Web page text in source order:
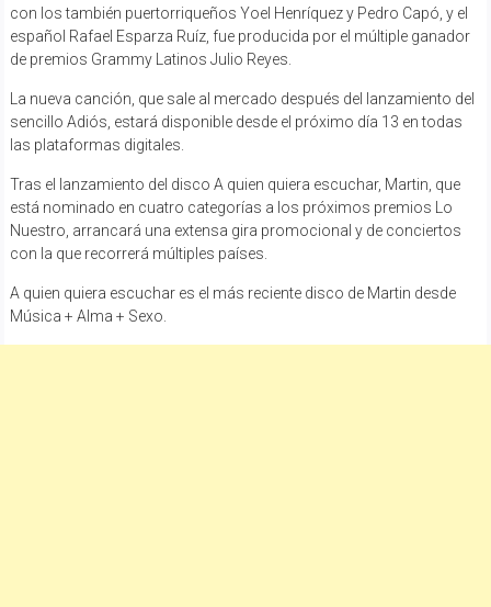
con los también puertorriqueños Yoel Henríquez y Pedro Capó, y el
español Rafael Esparza Ruíz, fue producida por el múltiple ganador
de premios Grammy Latinos Julio Reyes.
La nueva canción, que sale al mercado después del lanzamiento del
sencillo Adiós, estará disponible desde el próximo día 13 en todas
las plataformas digitales.
Tras el lanzamiento del disco A quien quiera escuchar, Martin, que
está nominado en cuatro categorías a los próximos premios Lo
Nuestro, arrancará una extensa gira promocional y de conciertos
con la que recorrerá múltiples países.
A quien quiera escuchar es el más reciente disco de Martin desde
Música + Alma + Sexo.